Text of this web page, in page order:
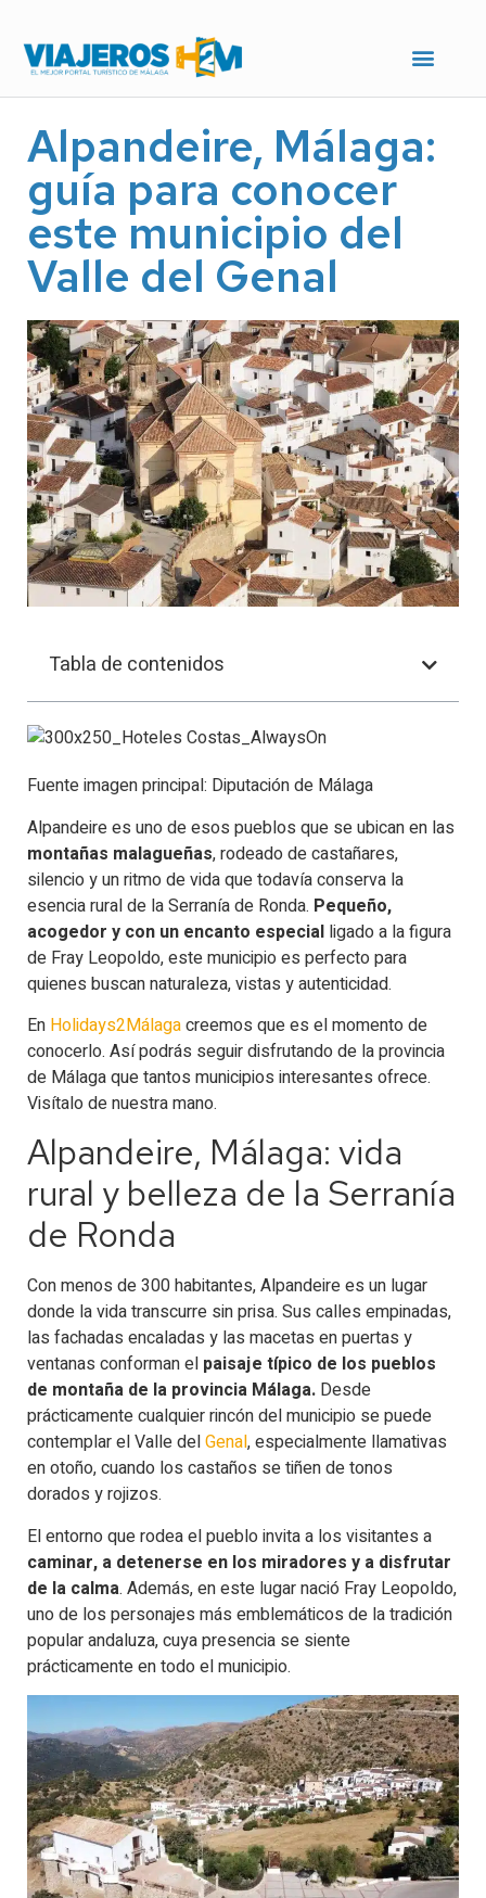
Alpandeire, Málaga:
guía para conocer
este municipio del
Valle del Genal
Tabla de contenidos
Fuente imagen principal: Diputación de Málaga
Alpandeire es uno de esos pueblos que se ubican en las
montañas malagueñas, rodeado de castañares,
silencio y un ritmo de vida que todavía conserva la
esencia rural de la Serranía de Ronda. Pequeño,
acogedor y con un encanto especial ligado a la figura
de Fray Leopoldo, este municipio es perfecto para
quienes buscan naturaleza, vistas y autenticidad.
En Holidays2Málagacreemos que es el momento de
conocerlo. Así podrás seguir disfrutando de la provincia
de Málaga que tantos municipios interesantes ofrece.
Visítalo de nuestra mano.
Alpandeire, Málaga: vida
rural y belleza de la Serranía
de Ronda
Con menos de 300 habitantes, Alpandeire es un lugar
donde la vida transcurre sin prisa. Sus calles empinadas,
las fachadas encaladas y las macetas en puertas y
ventanas conforman el paisaje típico de los pueblos
de montaña de la provincia Málaga. Desde
prácticamente cualquier rincón del municipio se puede
contemplar el Valle delGenal, especialmente llamativas
en otoño, cuando los castaños se tiñen de tonos
dorados y rojizos.
El entorno que rodea el pueblo invita a los visitantes a
caminar, a detenerse en los miradores y a disfrutar
de la calma. Además, en este lugar nació Fray Leopoldo,
uno de los personajes más emblemáticos de la tradición
popular andaluza, cuya presencia se siente
prácticamente en todo el municipio.